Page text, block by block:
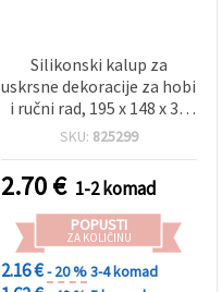
Silikonski kalup za
uskrsne dekoracije za hobi
i ručni rad, 195 x 148 x 30
mm
SKU: 825299
2.70€ 1-2 komad
POPUSTI
ZA KOLIČINU
2.16 €- 20 %3-4 komad